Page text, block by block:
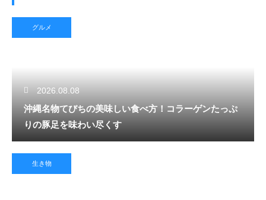
グルメ
2026.08.08
沖縄名物てびちの美味しい食べ方！コラーゲンたっぷ
りの豚足を味わい尽くす
生き物